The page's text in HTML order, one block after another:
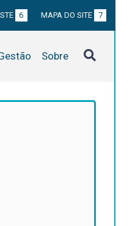
6 MAPA DO SITE 7
Sobre